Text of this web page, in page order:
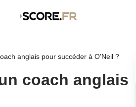
anglais pour succéder à O'Neil ?
coach anglais